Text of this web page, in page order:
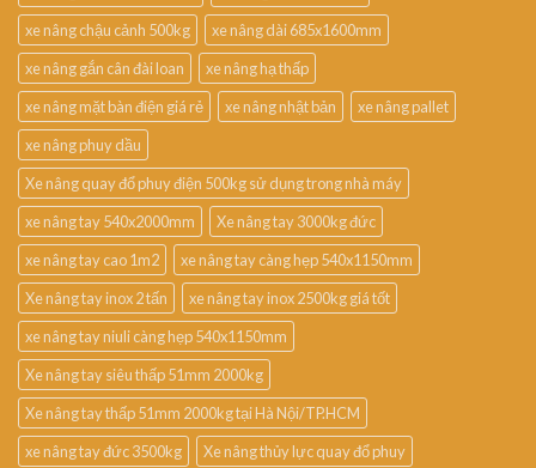
xe nâng chậu cảnh 500kg
xe nâng dài 685x1600mm
xe nâng gắn cân đài loan
xe nâng hạ thấp
xe nâng mặt bàn điện giá rẻ
xe nâng nhật bản
xe nâng pallet
xe nâng phuy dầu
Xe nâng quay đổ phuy điện 500kg sử dụng trong nhà máy
xe nâng tay 540x2000mm
Xe nâng tay 3000kg đức
xe nâng tay cao 1m2
xe nâng tay càng hẹp 540x1150mm
Xe nâng tay inox 2 tấn
xe nâng tay inox 2500kg giá tốt
xe nâng tay niuli càng hẹp 540x1150mm
Xe nâng tay siêu thấp 51mm 2000kg
Xe nâng tay thấp 51mm 2000kg tại Hà Nội/TP.HCM
xe nâng tay đức 3500kg
Xe nâng thủy lực quay đổ phuy